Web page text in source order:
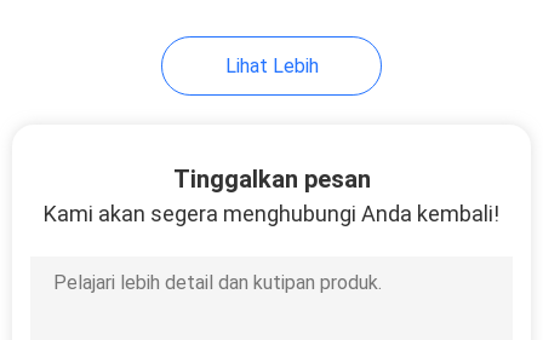
Tanah Liat
Lihat Lebih
Tinggalkan pesan
Kami akan segera menghubungi Anda kembali!